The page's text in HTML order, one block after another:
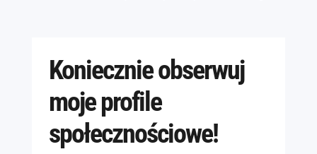
Koniecznie obserwuj
moje profile
społecznościowe!